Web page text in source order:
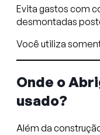
Evita gastos com
desmontadas
Você utiliza
Onde o
usado?
Além da